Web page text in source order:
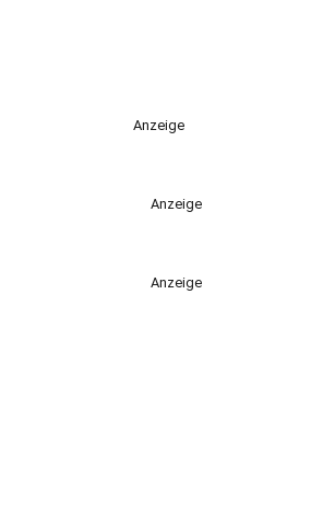
Anzeige
Anzeige
Anzeige